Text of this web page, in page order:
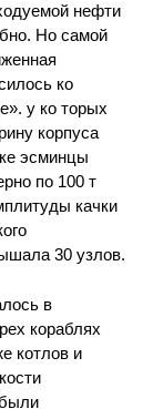
нефти
Но самой
ко
у ко торых
корпуса
эсминцы
по 100 т
качки
30 узлов.
в
кораблях
котлов и